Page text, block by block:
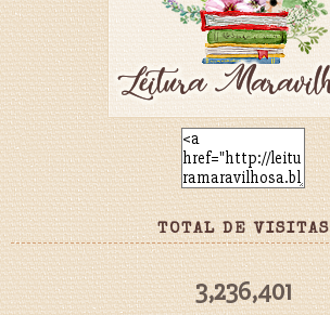
TOTAL DE VISITAS
3,236,401